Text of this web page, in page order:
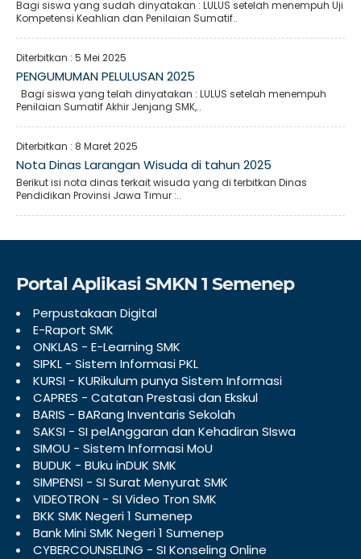
Bagi siswa yang sudah dinyatakan : LULUS setelah menempuh Uji
Kompetensi Keahlian dan Penilaian Sumatif..
Diterbitkan : 5 Mei 2025
PENGUMUMAN PELULUSAN 2025
Bagi siswa yang telah dinyatakan : LULUS setelah menempuh
Penilaian Sumatif Akhir Jenjang SMK,..
Diterbitkan : 8 Maret 2025
Nota Dinas Larangan Wisuda di tahun 2025
Berikut isi nota dinas terkait wisuda yang di terbitkan Dinas
Pendidikan Provinsi Jawa Timur :..
Portal Aplikasi SMKN 1 Semenep
Perpustakaan Digital
E-Raport SMK
ONKLAS - E-Learning SMK
SIPKL - Sistem Informasi PKL
KURSI - KURikulum punya Sistem Informasi
CAPRES - Catatan Prestasi dan Ekskul
BARIS - BARang Inventaris Sekolah
SAKSI - SI pelAnggaran dan Kehadiran SIswa
SIMOU - Sistem Informasi MoU
BUDUK - BUku inDUK SMK
SIMPENSI - SI Surat Menyurat SMK
VIDEOTRON - SI Video Tron SMK
BKK SMK Negeri 1 Sumenep
Bank Mini SMK Negeri 1 Sumenep
CYBERCOUNSELING - SI Konseling Online